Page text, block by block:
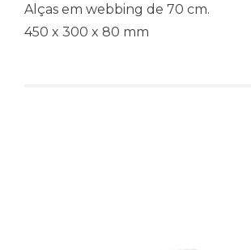
Alças em webbing de 70 cm.
450 x 300 x 80 mm